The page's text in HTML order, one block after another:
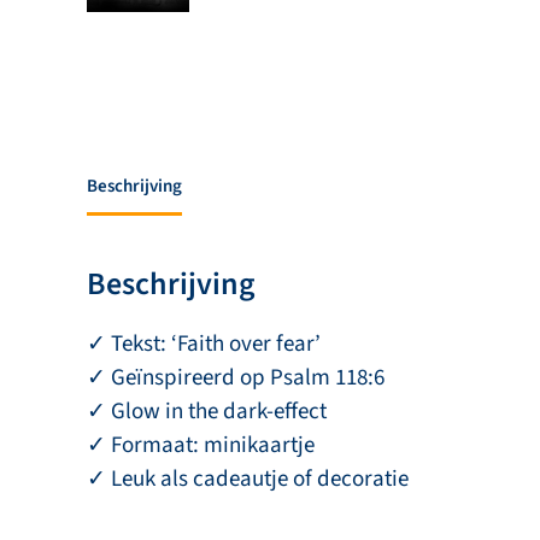
Beschrijving
Beschrijving
✓ Tekst: ‘Faith over fear’
✓ Geïnspireerd op Psalm 118:6
✓ Glow in the dark-effect
✓ Formaat: minikaartje
✓ Leuk als cadeautje of decoratie